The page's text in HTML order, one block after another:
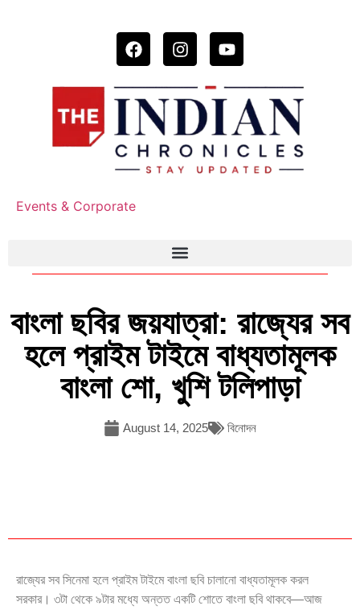
Events & Corporate
বাংলা ছবির জয়যাত্রা: রাজ্যের সব
হলে প্রাইম টাইমে বাধ্যতামূলক
বাংলা শো, খুশি টলিপাড়া
August 14, 2025 বিনোদন
রাজ্যের সব সিনেমা হলে প্রাইম টাইমে বাংলা ছবি চালানো বাধ্যতামূলক করল
সরকার। ৩টা থেকে ৯টার মধ্যে অন্তত একটি শোতে বাংলা ছবি থাকবে—আজ